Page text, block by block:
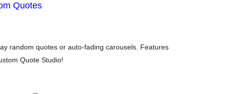
Quotes
random quotes or auto-fading carousels. Features
Quote Studio!